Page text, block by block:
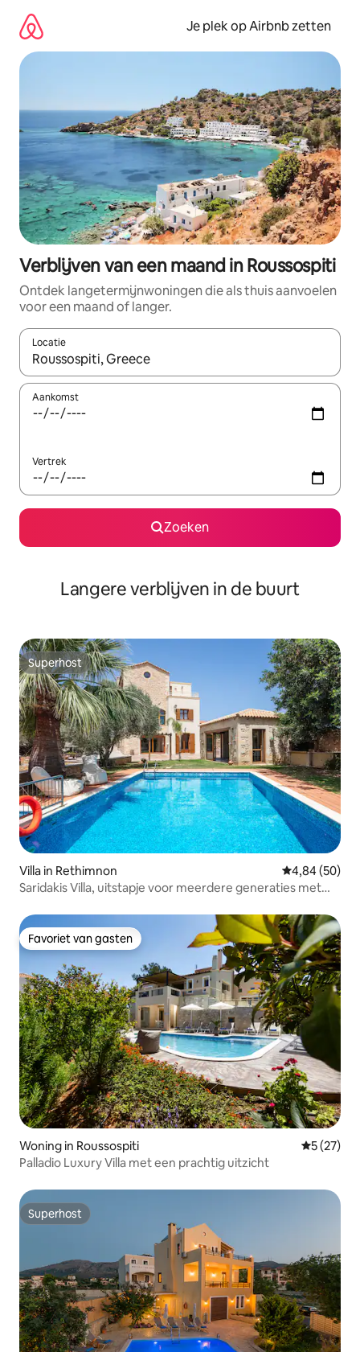
direct
naar
inhoud
Je plek op Airbnb zetten
Verblijven van een maand in Roussospiti
Ontdek langetermijnwoningen die als thuis aanvoelen
voor een maand of langer.
Locatie
Wanneer er resultaten beschikbaar zijn, maak je een keuze
Aankomst
Vertrek
Zoeken
Langere verblijven in de buurt
Superhost
Superhost
Villa in Rethimnon Gemiddelde
4,84 (50)
Saridakis Villa, uitstapje voor meerdere generaties met
Favoriet van gasten
Favoriet van gasten
Woning in Roussospiti
5 (27)
Palladio Luxury Villa met een prachtig uitzicht
Superhost
Superhost